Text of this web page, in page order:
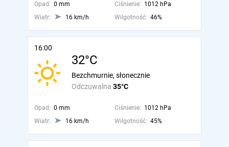
Opad: 0 mm Ciśnienie: 1012 hPa
Wiatr:
16 km/h Wilgotność: 46%
16:00
32°C
Odczuwalna 35°C
Bezchmurnie, słonecznie
Opad: 0 mm Ciśnienie: 1012 hPa
Wiatr:
16 km/h Wilgotność: 45%